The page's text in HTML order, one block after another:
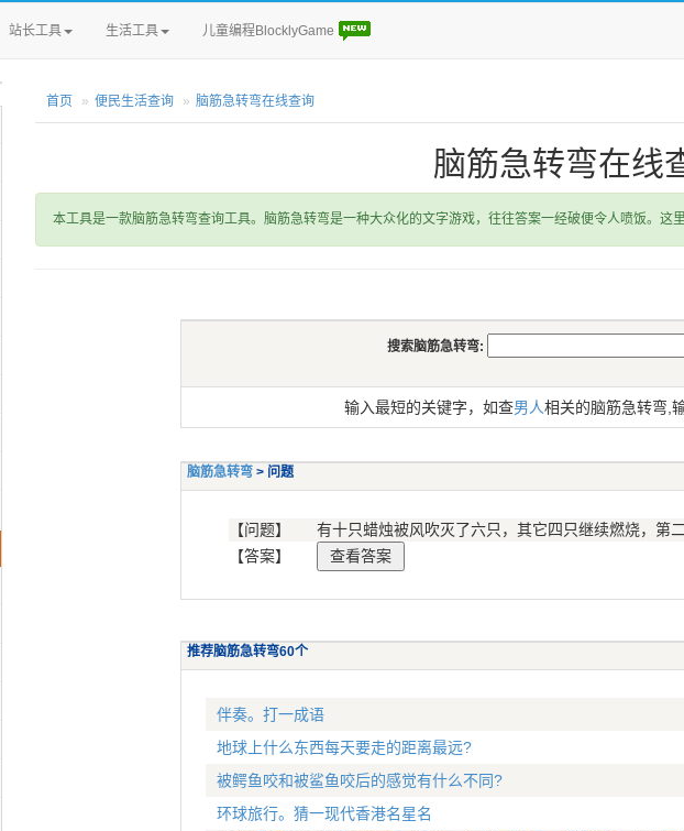
站长工具 生活工具 儿童编程BlocklyGame
首页 便民生活查询 脑筋急转弯在线查询
脑筋急转弯在线
本工具是一款脑筋急转弯查询工具。脑筋急转弯是一种大众化的文字游戏，往往答案一经破便令人喷饭。这
搜索脑筋急转弯:
输入最短的关键字，如查男人相关的脑筋急转弯,
脑筋急转弯> 问题
【问题】
有十只蜡烛被风吹灭了六只，其它四只继续燃烧，第
【答案】
推荐脑筋急转弯60个
伴奏。打一成语
地球上什么东西每天要走的距离最远?
被鳄鱼咬和被鲨鱼咬后的感觉有什么不同?
环球旅行。猜一现代香港名星名